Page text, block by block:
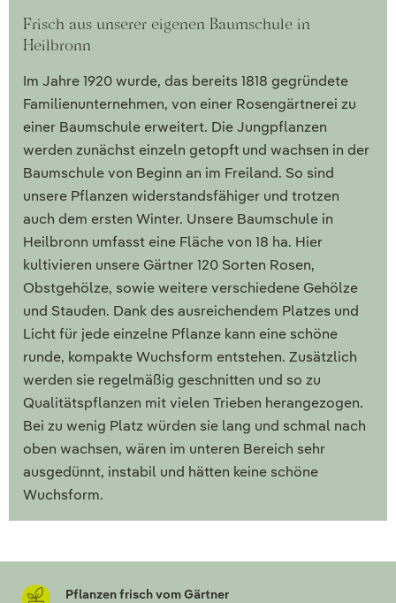
Frisch aus unserer eigenen Baumschule in
Heilbronn
Im Jahre 1920 wurde, das bereits 1818 gegründete
Familienunternehmen, von einer Rosengärtnerei zu
einer Baumschule erweitert. Die Jungpflanzen
werden zunächst einzeln getopft und wachsen in der
Baumschule von Beginn an im Freiland. So sind
unsere Pflanzen widerstandsfähiger und trotzen
auch dem ersten Winter. Unsere Baumschule in
Heilbronn umfasst eine Fläche von 18 ha. Hier
kultivieren unsere Gärtner 120 Sorten Rosen,
Obstgehölze, sowie weitere verschiedene Gehölze
und Stauden. Dank des ausreichendem Platzes und
Licht für jede einzelne Pflanze kann eine schöne
runde, kompakte Wuchsform entstehen. Zusätzlich
werden sie regelmäßig geschnitten und so zu
Qualitätspflanzen mit vielen Trieben herangezogen.
Bei zu wenig Platz würden sie lang und schmal nach
oben wachsen, wären im unteren Bereich sehr
ausgedünnt, instabil und hätten keine schöne
Wuchsform.
Pflanzen frisch vom Gärtner